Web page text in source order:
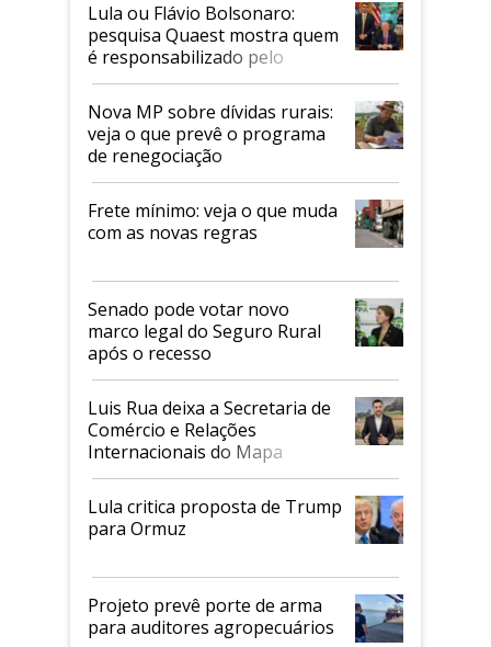
Lula ou Flávio Bolsonaro:
pesquisa Quaest mostra quem
é responsabilizado pelo
tarifaço dos EUA
Nova MP sobre dívidas rurais:
veja o que prevê o programa
de renegociação
Frete mínimo: veja o que muda
com as novas regras
Senado pode votar novo
marco legal do Seguro Rural
após o recesso
Luis Rua deixa a Secretaria de
Comércio e Relações
Internacionais do Mapa
Lula critica proposta de Trump
para Ormuz
Projeto prevê porte de arma
para auditores agropecuários